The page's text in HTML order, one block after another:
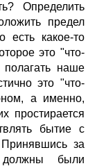
Определить
предел
есть какое-то
это "что-
полагать наше
это "что-
а именно,
простирается
бытие с
за
были